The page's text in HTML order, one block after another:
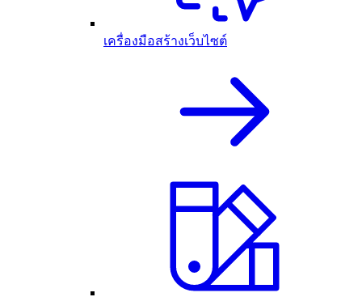
เครื่องมือสร้างเว็บไซต์